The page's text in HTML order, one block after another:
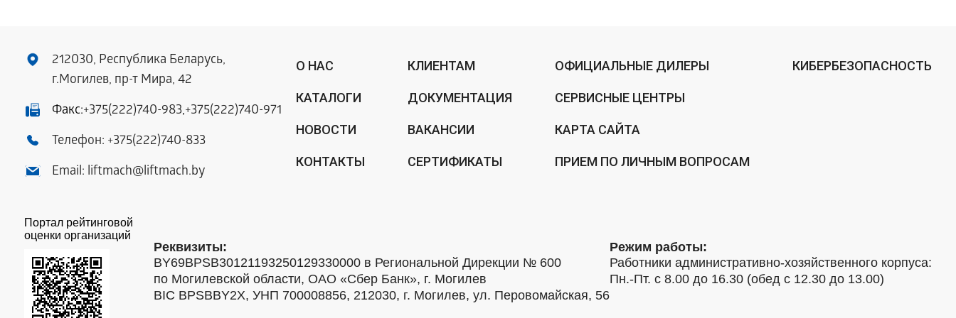
212030, Республика Беларусь,
г.Могилев, пр-т Мира, 42
Факс:+375(222)740-983,+375(222)740-971
Телефон: +375(222)740-833
Email: liftmach@liftmach.by
О НАС
КАТАЛОГИ
НОВОСТИ
КОНТАКТЫ
КЛИЕНТАМ
ДОКУМЕНТАЦИЯ
ВАКАНСИИ
СЕРТИФИКАТЫ
ОФИЦИАЛЬНЫЕ ДИЛЕРЫ
СЕРВИСНЫЕ ЦЕНТРЫ
КАРТА САЙТА
ПРИЕМ ПО ЛИЧНЫМ ВОПРОСАМ
КИБЕРБЕЗОПАСНОСТЬ
Портал рейтинговой
оценки организаций
Реквизиты:
BY69BPSB30121193250129330000 в Региональной Дирекции № 600
по Могилевской области, ОАО «Сбер Банк», г. Могилев
BIC BPSBBY2X, УНП 700008856, 212030, г. Могилев, ул. Перовомайская, 56
Режим работы:
Работники административно-хозяйственного корпуса:
Пн.-Пт. с 8.00 до 16.30 (обед с 12.30 до 13.00)